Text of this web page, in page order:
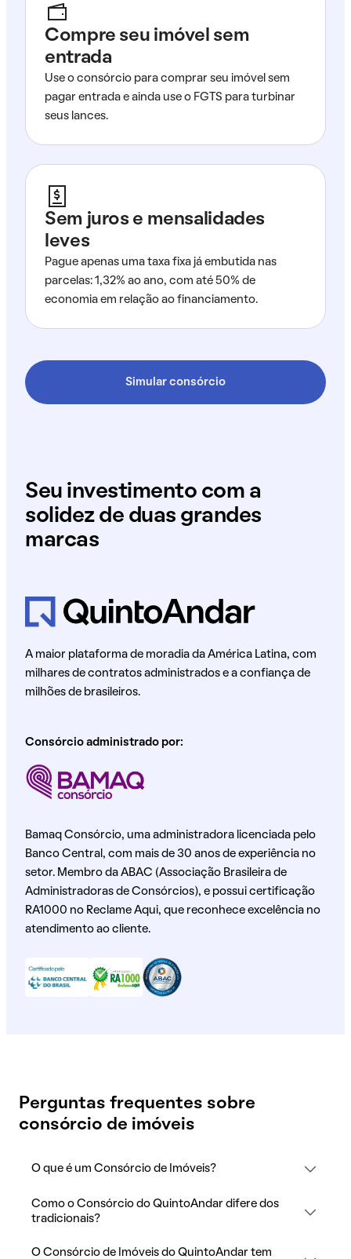
Compre seu imóvel sem
entrada
Use o consórcio para comprar seu imóvel sem
pagar entrada e ainda use o FGTS para turbinar
seus lances.
Sem juros e mensalidades
leves
Pague apenas uma taxa fixa já embutida nas
parcelas: 1,32% ao ano, com até 50% de
economia em relação ao financiamento.
Simular consórcio
Seu investimento com a
solidez de duas grandes
marcas
A maior plataforma de moradia da América Latina, com
milhares de contratos administrados e a confiança de
milhões de brasileiros.
Consórcio administrado por:
Bamaq Consórcio, uma administradora licenciada pelo
Banco Central, com mais de 30 anos de experiência no
setor. Membro da ABAC (Associação Brasileira de
Administradoras de Consórcios), e possui certificação
RA1000 no Reclame Aqui, que reconhece excelência no
atendimento ao cliente.
Perguntas frequentes sobre
consórcio de imóveis
O que é um Consórcio de Imóveis?
Como o Consórcio do QuintoAndar difere dos
tradicionais?
O Consórcio de Imóveis do QuintoAndar tem